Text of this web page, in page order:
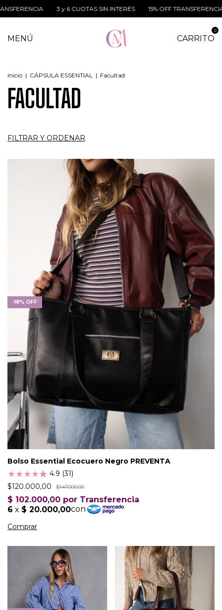
3 y 6 CUOTAS SIN INTERÉS 15% OFF TRANSFERENCIA 3 y 6
MENÚ CARRITO
0
Inicio | CÁPSULA ESSENTIAL | Facultad
FACULTAD
FILTRAR Y ORDENAR
-18% OFF
Bolso Essential Ecocuero Negro PREVENTA
★★★★★
★ 4.9 (31)
$120.000,00
$147.000,00